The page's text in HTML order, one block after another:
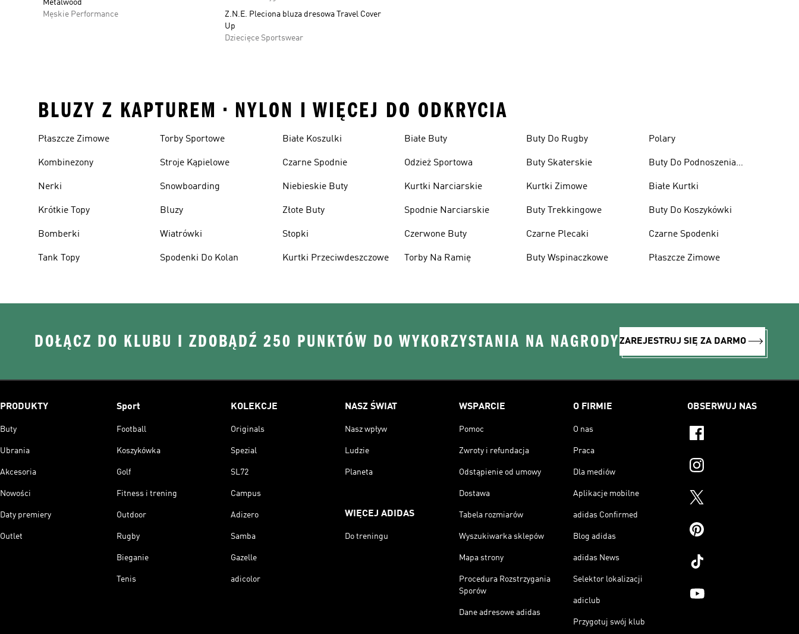
Metalwood
Męskie Performance
Z.N.E. Pleciona bluza dresowa Travel Cover
Up
Dziecięce Sportswear
BLUZY Z KAPTUREM • NYLON I WIĘCEJ DO ODKRYCIA
Płaszcze Zimowe
Kombinezony
Nerki
Krótkie Topy
Bomberki
Tank Topy
Torby Sportowe
Stroje Kąpielowe
Snowboarding
Bluzy
Wiatrówki
Spodenki Do Kolan
Białe Koszulki
Czarne Spodnie
Niebieskie Buty
Złote Buty
Stopki
Kurtki Przeciwdeszczowe
Białe Buty
Odzież Sportowa
Kurtki Narciarskie
Spodnie Narciarskie
Czerwone Buty
Torby Na Ramię
Buty Do Rugby
Buty Skaterskie
Kurtki Zimowe
Buty Trekkingowe
Czarne Plecaki
Buty Wspinaczkowe
Polary
Buty Do Podnoszenia
Białe Kurtki
Buty Do Koszykówki
Czarne Spodenki
Płaszcze Zimowe
DOŁĄCZ DO KLUBU I ZDOBĄDŹ 250 PUNKTÓW DO WYKORZYSTANIA NA NAGRODYZAREJESTRUJ SIĘ ZA DARMO
PRODUKTY
Buty
Ubrania
Akcesoria
Nowości
Daty premiery
Outlet
Sport
Football
Koszykówka
Golf
Fitness i trening
Outdoor
Rugby
Bieganie
Tenis
KOLEKCJE
Originals
Spezial
SL72
Campus
Adizero
Samba
Gazelle
adicolor
NASZ ŚWIAT
Nasz wpływ
Ludzie
Planeta
WIĘCEJ ADIDAS
Do treningu
WSPARCIE
Pomoc
Zwroty i refundacja
Odstąpienie od umowy
Dostawa
Tabela rozmiarów
Wyszukiwarka sklepów
Mapa strony
Procedura Rozstrzygania
Sporów
Dane adresowe adidas
O FIRMIE
O nas
Praca
Dla mediów
Aplikacje mobilne
adidas Confirmed
Blog adidas
adidas News
Selektor lokalizacji
adiclub
Przygotuj swój klub
OBSERWUJ NAS